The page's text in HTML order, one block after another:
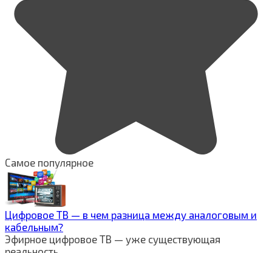
Самое популярное
Цифровое ТВ — в чем разница между аналоговым и
кабельным?
Эфирное цифровое ТВ — уже существующая